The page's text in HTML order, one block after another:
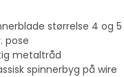
størrelse 4 og 5
pose
metaltråd
spinnerbyg på wire